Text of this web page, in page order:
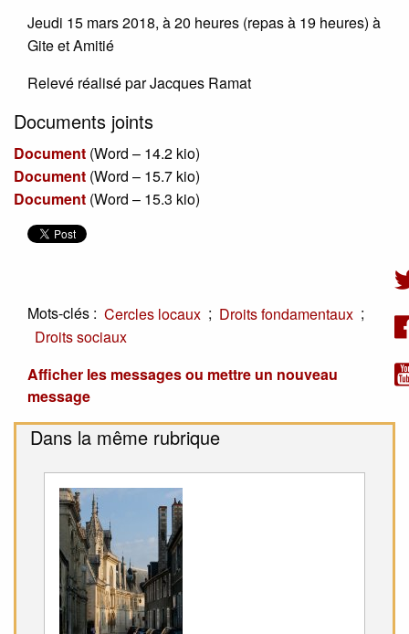
Jeudi 15 mars 2018, à 20 heures (repas à 19 heures) à
Gite et Amitié
Relevé réalisé par Jacques Ramat
Documents joints
Document (Word – 14.2 kio)
Document (Word – 15.7 kio)
Document (Word – 15.3 kio)
Mots-clés : Cercles locaux ; Droits fondamentaux ;
Droits sociaux
Afficher les messages ou mettre un nouveau
message
Dans la même rubrique